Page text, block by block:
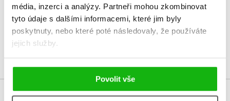
média, inzerci a analýzy. Partneři mohou zkombinovat
tyto údaje s dalšími informacemi, které jim byly
poskytnuty, nebo které poté následovaly, že používáte
jejich služby.
Povolit vše
Vaše hodnocení
Uživatelskou recenzi mohou vkládat pouze registrovaní uživatelé
Přihlásit